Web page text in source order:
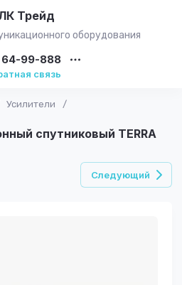
Трейд
оборудования
64-99-888
связь
Усилители
/
спутниковый TERRA
Следующий